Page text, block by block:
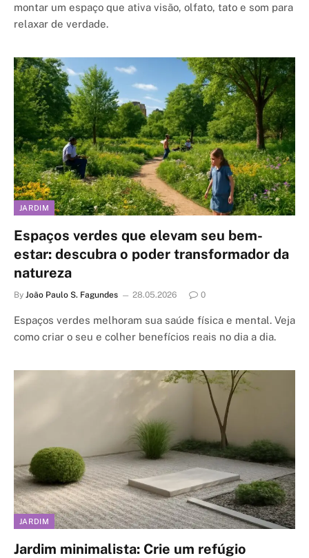
montar um espaço que ativa visão, olfato, tato e som para
relaxar de verdade.
JARDIM
Espaços verdes que elevam seu bem-
estar: descubra o poder transformador da
natureza
By João Paulo S. Fagundes 28.05.2026 0
Espaços verdes melhoram sua saúde física e mental. Veja
como criar o seu e colher benefícios reais no dia a dia.
JARDIM
Jardim minimalista: Crie um refúgio